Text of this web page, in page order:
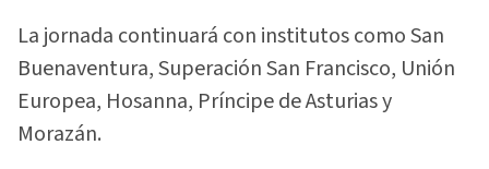
La jornada continuará con institutos como San
Buenaventura, Superación San Francisco, Unión
Europea, Hosanna, Príncipe de Asturias y
Morazán.